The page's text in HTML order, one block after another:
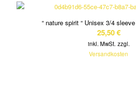
“ nature spirit “ Unisex 3/4
25,50€
inkl. MwSt. zzgl.
Versandkosten